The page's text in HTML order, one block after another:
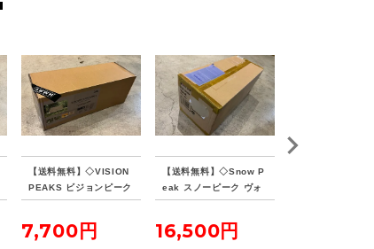
【送料無料】◇VISION
PEAKS ビジョンピーク
ス TCバタフライシェル
7,700円
【送料無料】◇Snow P
eak スノーピーク ヴォ
ールト SDE-080RH
16,500円